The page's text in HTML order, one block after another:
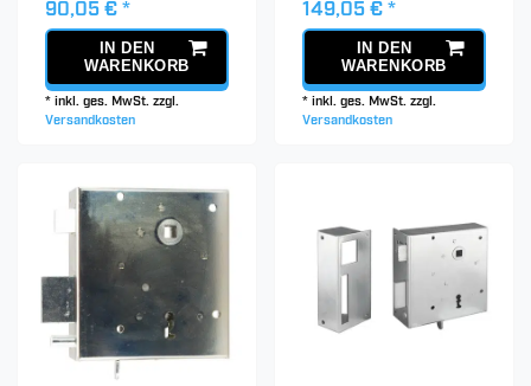
90,05 € *
IN DEN
WARENKORB
*inkl. ges. MwSt. zzgl.
Versandkosten
149,05 € *
IN DEN
WARENKORB
*inkl. ges. MwSt. zzgl.
Versandkosten